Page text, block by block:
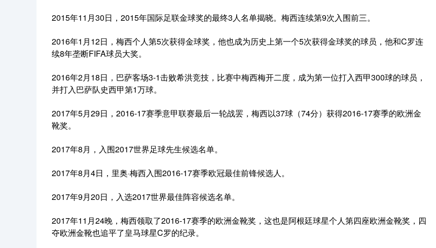
2015年11月30日，2015年国际足联金球奖的最终3人名单揭晓。梅西连续第9次入围前三。
2016年1月12日，梅西个人第5次获得金球奖，他也成为历史上第一个5次获得金球奖的球员，他和C罗连
续8年垄断FIFA球员大奖。
2016年2月18日，巴萨客场3-1击败希洪竞技，比赛中梅西梅开二度，成为第一位打入西甲300球的球员，
并打入巴萨队史西甲第1万球。
2017年5月29日，2016-17赛季意甲联赛最后一轮战罢，梅西以37球（74分）获得2016-17赛季的欧洲金
靴奖。
2017年8月，入围2017世界足球先生候选名单。
2017年8月4日，里奥·梅西入围2016-17赛季欧冠最佳前锋候选人。
2017年9月20日，入选2017世界最佳阵容候选名单。
2017年11月24晚，梅西领取了2016-17赛季的欧洲金靴奖，这也是阿根廷球星个人第四座欧洲金靴奖，四
夺欧洲金靴也追平了皇马球星C罗的纪录。